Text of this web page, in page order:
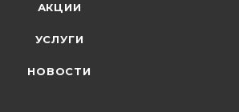
АКЦИИ
УСЛУГИ
НОВОСТИ